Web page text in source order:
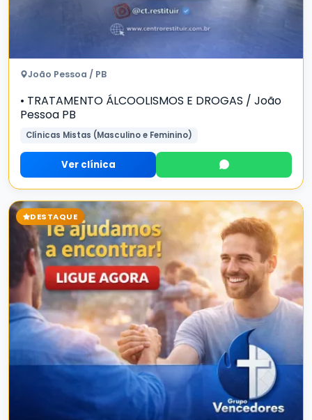
João Pessoa / PB
• TRATAMENTO ÁLCOOLISMOS E DROGAS / João
Pessoa PB
Clínicas Mistas (Masculino e Feminino)
Ver clínica
DESTAQUE